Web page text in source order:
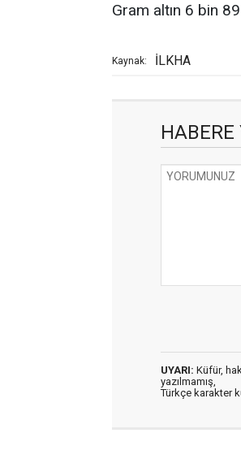
Gram altın 6 bin
Kaynak: İLKHA
HABERE
UYARI: Küfür,
yazılmamış,
Türkçe karakter